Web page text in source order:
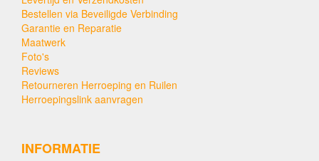
Bestellen via Beveiligde Verbinding
Garantie en Reparatie
Maatwerk
Foto's
Reviews
Retourneren Herroeping en Ruilen
Herroepingslink aanvragen
INFORMATIE